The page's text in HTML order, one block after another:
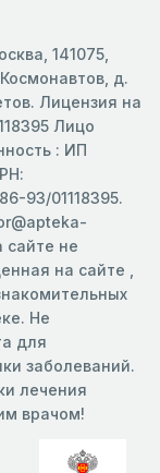
141075,
д.
Лицензия на
Лицо
: ИП
93/01118395.
сайте не
на сайте ,
Не
для
заболеваний.
лечения
врачом!